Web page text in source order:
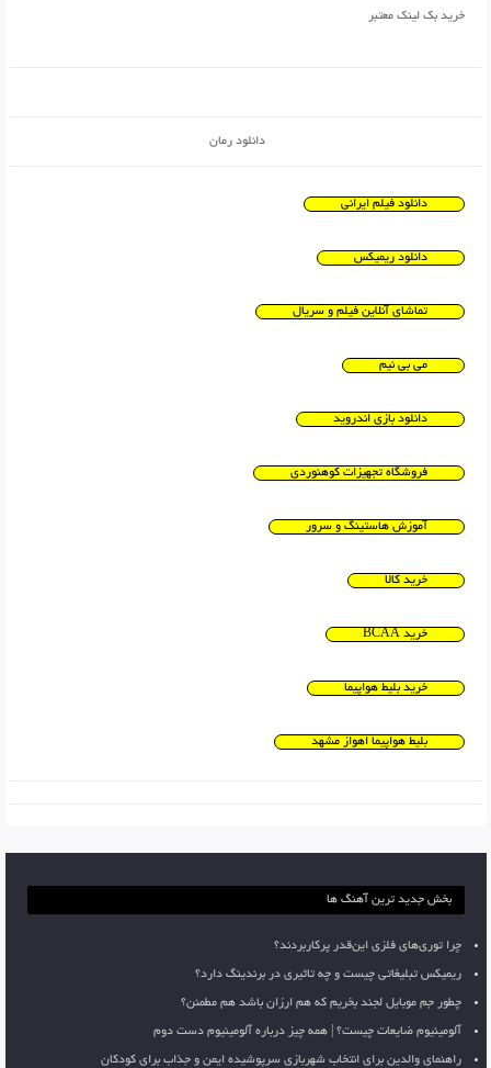
خرید بک لینک معتبر
دانلود رمان
دانلود فیلم ایرانی
دانلود ریمیکس
تماشای آنلاین فیلم و سریال
می بی نیم
دانلود بازی اندروید
فروشگاه تجهیزات کوهنوردی
آموزش هاستینگ و سرور
خرید کالا
خرید BCAA
خرید بلیط هواپیما
بلیط هواپیما اهواز مشهد
بخش جدید ترین آهنگ ها
چرا توری‌های فلزی این‌قدر پرکاربردند؟
ریمیکس تبلیغاتی چیست و چه تاثیری در برندینگ دارد؟
چطور جم موبایل لجند بخریم که هم ارزان باشد هم مطمئن؟
آلومینیوم ضایعات چیست؟ | همه چیز درباره آلومینیوم دست دوم
راهنمای والدین برای انتخاب شهربازی سرپوشیده ایمن و جذاب برای کودکان